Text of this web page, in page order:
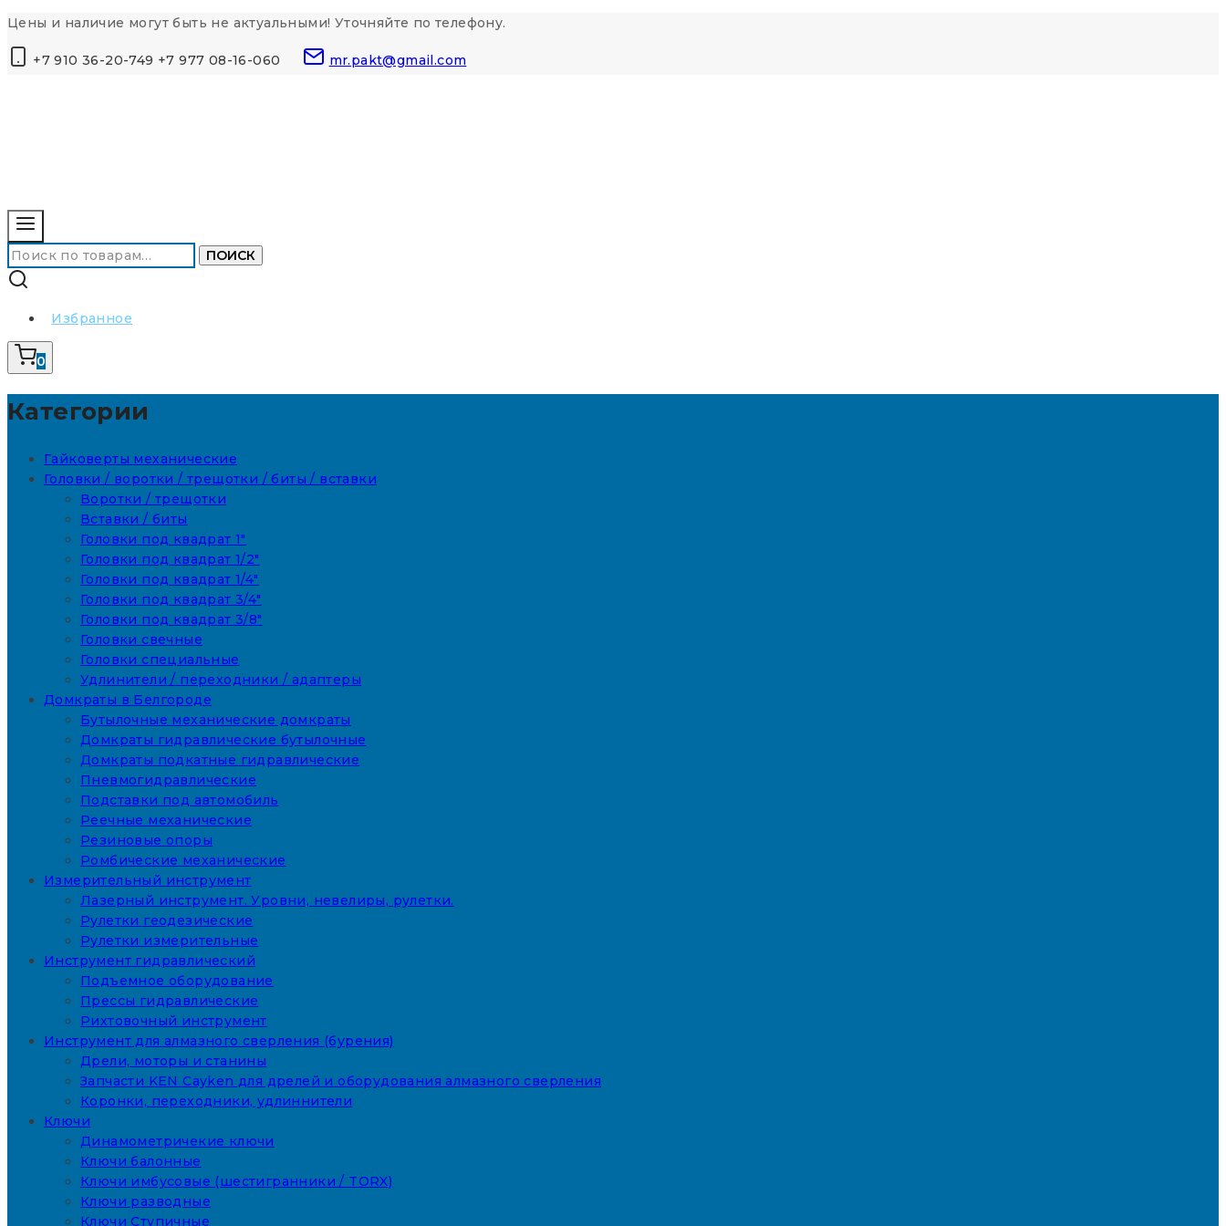
Перейти
контенту
Цены и наличие могут быть не актуальными! Уточняйте по телефону.
+7 910 36-20-749 +7 977 08-16-060 mr.pakt@gmail.com
Искать: ПОИСК
Избранное
0
Категории
Гайковерты механические
Головки / воротки / трещотки / биты / вставки
Воротки / трещотки
Вставки / биты
Головки под квадрат 1"
Головки под квадрат 1/2"
Головки под квадрат 1/4"
Головки под квадрат 3/4"
Головки под квадрат 3/8"
Головки свечные
Головки специальные
Удлинители / переходники / адаптеры
Домкраты в Белгороде
Бутылочные механические домкраты
Домкраты гидравлические бутылочные
Домкраты подкатные гидравлические
Пневмогидравлические
Подставки под автомобиль
Реечные механические
Резиновые опоры
Ромбические механические
Измерительный инструмент
Лазерный инструмент. Уровни, невелиры, рулетки.
Рулетки геодезические
Рулетки измерительные
Инструмент гидравлический
Подъемное оборудование
Прессы гидравлические
Рихтовочный инструмент
Инструмент для алмазного сверления (бурения)
Дрели, моторы и станины
Запчасти KEN Cayken для дрелей и оборудования алмазного сверления
Коронки, переходники, удлиннители
Ключи
Динамометричекие ключи
Ключи балонные
Ключи имбусовые (шестигранники / TORX)
Ключи разводные
Ключи Ступичные